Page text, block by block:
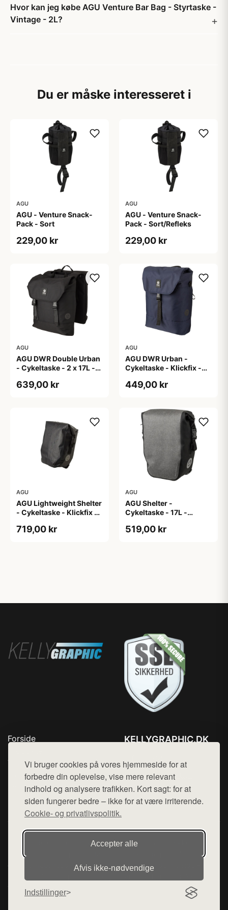
Vi bruger cookies på vores hjemmeside for at
forbedre din oplevelse, vise mere relevant
indhold og analysere trafikken. Kort sagt: for at
siden fungerer bedre – ikke for at være irriterende.
Cookie- og privatlivspolitik.
Accepter alle
Afvis ikke‑nødvendige
Indstillinger
Hvor kan jeg købe AGU Venture Bar Bag - Styrtaske -
Vintage - 2L?
Du er måske interesseret i
AGU
AGU - Venture Snack-
Pack - Sort
229,00 kr
AGU
AGU - Venture Snack-
Pack - Sort/Refleks
229,00 kr
AGU
AGU DWR Double Urban
- Cykeltaske - 2 x 17L -
639,00 kr
AGU
AGU DWR Urban -
Cykeltaske - Klickfix -
449,00 kr
AGU
AGU Lightweight Shelter
- Cykeltaske - Klickfix -
719,00 kr
AGU
AGU Shelter -
Cykeltaske - 17L -
519,00 kr
Forside
Top Rabatter
Blog
Kontakt
KELLYGRAPHIC.DK
Mail: hej@want.dk
Cookie- og privatlivspolitik
Denne side er en del af want.dk, der udgiver en række
hjemmesider med præsentation af forskellige produkter fra
diverse webshops. Der sælges ikke varer fra denne side - vi
varerne på lager.